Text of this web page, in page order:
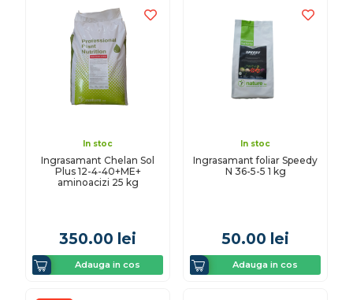
In stoc
Ingrasamant Chelan Sol
Plus 12-4-40+ME+
aminoacizi 25 kg
350.00 lei
Adauga in cos
In stoc
Ingrasamant foliar Speedy
N 36-5-5 1 kg
50.00 lei
Adauga in cos